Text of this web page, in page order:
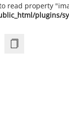
read property
plugins/